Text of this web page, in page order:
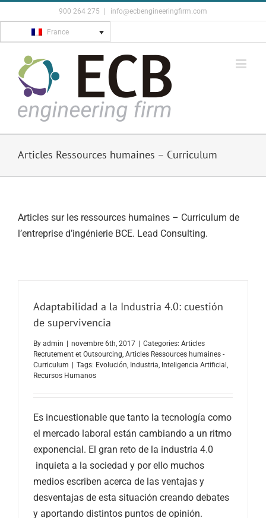
to
content
900 264 275 info@ecbengineeringfirm.com
France
Articles Ressources humaines – Curriculum
Articles sur les ressources humaines – Curriculum de
l’entreprise d’ingénierie BCE. Lead Consulting.
Adaptabilidad a la Industria 4.0: cuestión
de supervivencia
By admin | novembre 6th, 2017 | Categories: Articles
Recrutement et Outsourcing Articles Ressources humaines -
Curriculum | Tags: Evolución Industria Inteligencia Artificial
Recursos Humanos
Es incuestionable que tanto la tecnología como
el mercado laboral están cambiando a un ritmo
exponencial. El gran reto de la industria 4.0
inquieta a la sociedad y por ello muchos
medios escriben acerca de las ventajas y
desventajas de esta situación creando debates
y aportando distintos puntos de opinión.